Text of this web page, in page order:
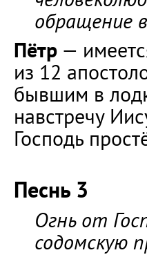
обращение
Пётр —
из 12
бывшим в
навстречу
Господь
Песнь 3
Огнь от
содомскую